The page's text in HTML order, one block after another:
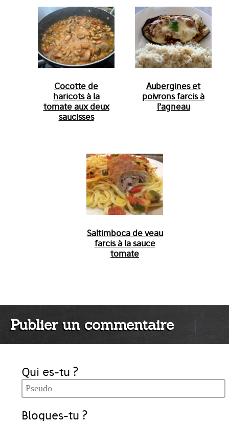
Cocotte de
haricots à la
tomate aux deux
saucisses
Aubergines et
poivrons farcis à
l’agneau
Saltimboca de veau
farcis à la sauce
tomate
Publier un commentaire
Qui es-tu ?
Blogues-tu ?